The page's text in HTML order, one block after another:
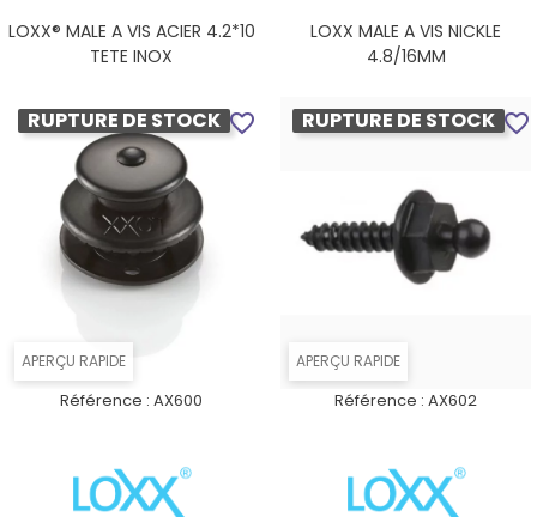
LOXX® MALE A VIS ACIER 4.2*10
TETE INOX
LOXX MALE A VIS NICKLE
4.8/16MM
APERÇU RAPIDE
RUPTURE DE STOCK
Référence : AX600
favorite_border
APERÇU RAPIDE
RUPTURE DE STOCK
Référence : AX602
favorite_border